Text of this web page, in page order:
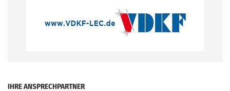
IHRE ANSPRECHPARTNER